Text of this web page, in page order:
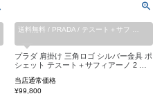
送料無料 / PRADA / テスート＋サフ …
プラダ 肩掛け 三角ロゴ シルバー金具 ポ
シェット テスート＋サフィアーノ 2 …
当店通常価格
¥99,800